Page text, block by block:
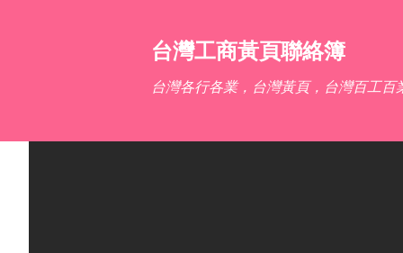
台灣工商黃頁聯絡簿
台灣各行各業，台灣黃頁，台灣百工百